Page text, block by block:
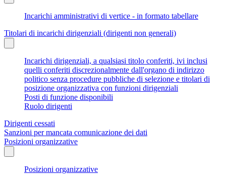
Incarichi amministrativi di vertice - in formato tabellare
Titolari di incarichi dirigenziali (dirigenti non generali)
Incarichi dirigenziali, a qualsiasi titolo conferiti, ivi inclusi
quelli conferiti discrezionalmente dall'organo di indirizzo
politico senza procedure pubbliche di selezione e titolari di
posizione organizzativa con funzioni dirigenziali
Posti di funzione disponibili
Ruolo dirigenti
Dirigenti cessati
Sanzioni per mancata comunicazione dei dati
Posizioni organizzative
Posizioni organizzative